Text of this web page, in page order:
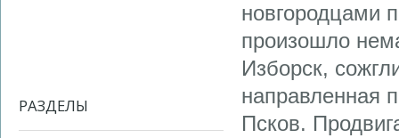
РАЗДЕЛЫ
новгородцами
произошло
Изборск,
направленная
Псков.